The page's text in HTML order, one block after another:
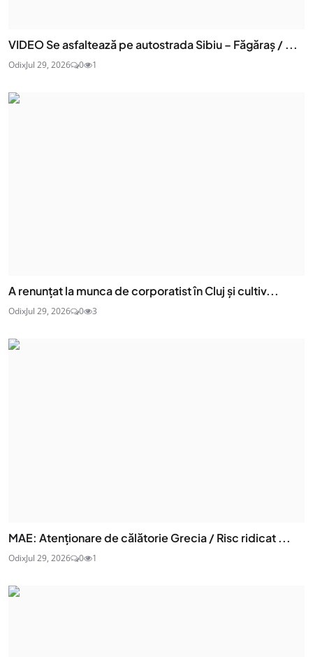
VIDEO Se asfaltează pe autostrada Sibiu – Făgăraș / ...
OdixJul 29, 2026 0 1
A renunțat la munca de corporatist în Cluj și cultiv...
OdixJul 29, 2026 0 3
MAE: Atenţionare de călătorie Grecia / Risc ridicat ...
OdixJul 29, 2026 0 1